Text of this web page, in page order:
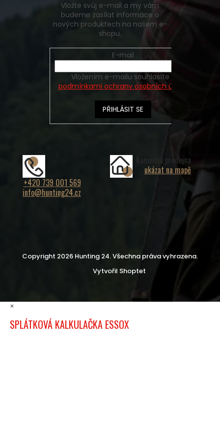
Vložte svůj e-mail a my vám
budeme zasílat informace o
nových produktech na našem e-
shopu.
E-mail
podmínkami ochrany osobních údajů
PŘIHLÁSIT SE
+420 739 001 569
info@hunting24.cz
Kamenná prodejna
ukázat na mapě
Vytvořil Shoptet
Copyright 2026 Hunting 24. Všechna práva vyhrazena.
×
SPLÁTKOVÁ KALKULAČKA ESSOX